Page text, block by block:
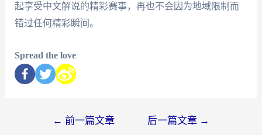
起享受中文解说的精彩赛事，再也不会因为地域限制而
错过任何精彩瞬间。
Spread the love
← 前一篇文章 后一篇文章 →